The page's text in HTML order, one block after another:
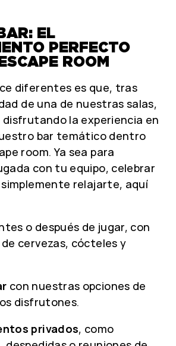
EL
PERFECTO
ROOM
diferentes es que, tras
de una de nuestras salas,
disfrutando la experiencia en
bar temático dentro
room. Ya sea para
con tu equipo, celebrar
relajarte, aquí
o después de jugar, con
cervezas, cócteles y
con nuestras opciones de
disfrutones.
privados, como